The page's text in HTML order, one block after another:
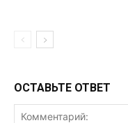
ОСТАВЬТЕ ОТВЕТ